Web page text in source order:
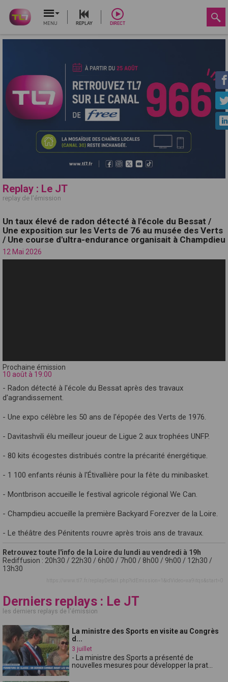
MENU REPLAY DIRECT
Replay : Le JT
replay de l'émission
Un taux élevé de radon détecté à l'école du Bessat /
Une exposition sur les Verts de 76 au musée des Verts
/ Une course d'ultra-endurance organisait à Champdieu
12 Mai 2026
Prochaine émission
10 août à 19:00
- Radon détecté à l'école du Bessat après des travaux
d'agrandissement.
- Une expo célèbre les 50 ans de l'épopée des Verts de 1976.
- Davitashvili élu meilleur joueur de Ligue 2 aux trophées UNFP.
- 80 kits écogestes distribués contre la précarité énergétique.
- 1 100 enfants réunis à l'Étivallière pour la fête du minibasket.
- Montbrison accueille le festival agricole régional We Can.
- Champdieu accueille la première Backyard Forezver de la Loire.
- Le théâtre des Pénitents rouvre après trois ans de travaux.
Retrouvez toute l'info de la Loire du lundi au vendredi à 19h
Rediffusion : 20h30 / 22h30 / 6h00 / 7h00 / 8h00 / 9h00 / 12h30 /
13h30
Derniers replays : Le JT
les derniers replays de l'émission
La ministre des Sports en visite au Congrès
d...
3 juillet
- La ministre des Sports a présenté de
nouvelles mesures pour développer la prat...